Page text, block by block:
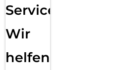
Lieferdienst? Verwandeln Sie
Machen Sie aus Ihrem HMD
Terminal für kontaktloses
einbauen möchten, auch die
Service:
Wir
helfen